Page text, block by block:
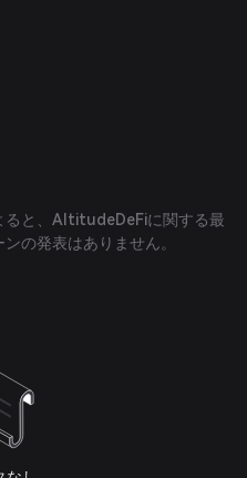
ると、AltitudeDeFiに関する最
の発表はありません。